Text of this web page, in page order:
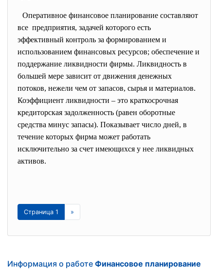
Оперативное финансовое планирование составляют
все предприятия, задачей которого есть
эффективный контроль за формированием и
использованием финансовых ресурсов; обеспечение и
поддержание ликвидности фирмы. Ликвидность в
большей мере зависит от движения денежных
потоков, нежели чем от запасов, сырья и материалов.
Коэффициент ликвидности – это краткосрочная
кредиторская задолженность (равен оборотные
средства минус запасы). Показывает число дней, в
течение которых фирма может работать
исключительно за счет имеющихся у нее ликвидных
активов.
Страница 1 »
Информация о работе Финансовое планирование